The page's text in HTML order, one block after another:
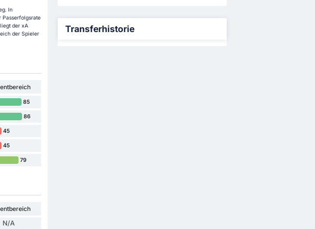
In
Passerfolgsrate
der xA
der Spieler
85
86
45
45
79
N/A
Transferhistorie